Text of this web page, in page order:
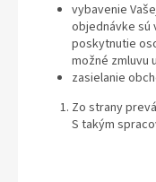
vybavenie
objednávke sú
poskytnutie
možné zmluvu
zasielanie
Zo strany
S takým